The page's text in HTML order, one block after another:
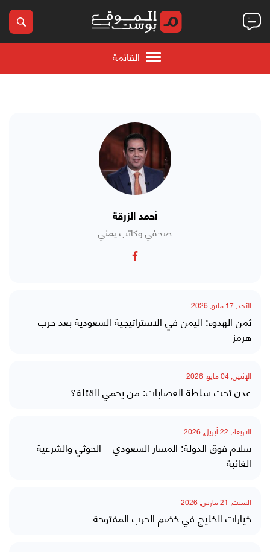
القائمة
أحمد الزرقة
صحفي وكاتب يمني
الأحد, 17 مايو, 2026
ثمن الهدوء: اليمن في الاستراتيجية السعودية بعد حرب
هرمز
الإثنين, 04 مايو, 2026
عدن تحت سلطة العصابات: من يحمي القتلة؟
الاربعاء, 22 أبريل, 2026
سلام فوق الدولة: المسار السعودي – الحوثي والشرعية
الغائبة
السبت, 21 مارس, 2026
خيارات الخليج في خضم الحرب المفتوحة